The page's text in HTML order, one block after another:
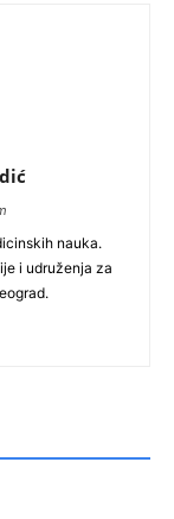
nauka.
i udruženja za